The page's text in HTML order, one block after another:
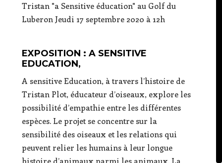
Tristan "a Sensitive éducation" au Golf du
Luberon Jeudi 17 septembre 2020 à 12h
EXPOSITION : A SENSITIVE
EDUCATION,
A sensitive Education, à travers l’histoire de
Tristan Plot, éducateur d’oiseaux, explore les
possibilité d’empathie entre les différentes
espèces. Le projet se concentre sur la
sensibilité des oiseaux et les relations qui
peuvent relier les humains à leur longue
histoire d’animaux parmi les animaux. La